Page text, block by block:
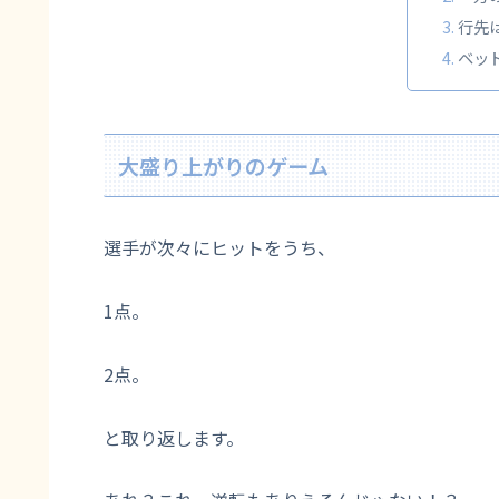
行先
ベッ
大盛り上がりのゲーム
選手が次々にヒットをうち、
1点。
2点。
と取り返します。